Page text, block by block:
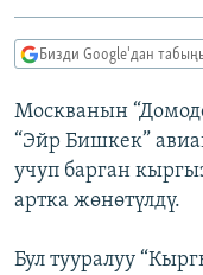
ЭКСПЕРТТЕР ТАЛДАЙТ
БИЗ ЖАНА ДҮЙНӨ
ДАНИСТЕ
ЭЖЕ-СИҢДИЛЕР
ӨЗГӨЧӨ ПИКИР
Русский
ОНЛАЙН ШЕРИНЕ
Бизди Google'дан
Москванын
“Эйр Бишкек”
учуп барган
артка жөнөтүлдү.
Бул тууралуу